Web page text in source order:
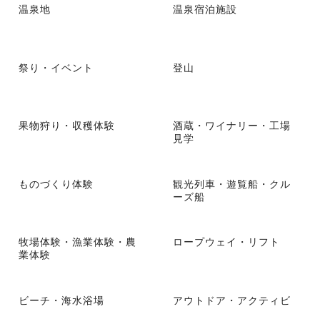
温泉地 温泉宿泊施設
祭り・イベント 登山
果物狩り・収穫体験
酒蔵・ワイナリー・工場
見学
ものづくり体験
観光列車・遊覧船・クル
ーズ船
牧場体験・漁業体験・農
業体験
ロープウェイ・リフト
ビーチ・海水浴場
アウトドア・アクティビ